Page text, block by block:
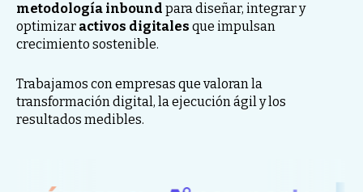
metodología inbound para diseñar, integrar y
optimizar activos digitales que impulsan
crecimiento sostenible.
Trabajamos con empresas que valoran la
transformación digital, la ejecución ágil y los
resultados medibles.